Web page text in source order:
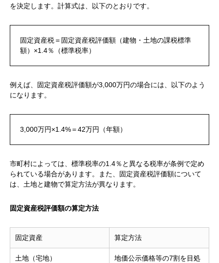
を決定します。計算式は、以下のとおりです。
固定資産税＝固定資産税評価額（建物・土地の課税標準
額）×1.4％（標準税率）
例えば、固定資産税評価額が3,000万円の場合には、以下のよう
になります。
3,000万円×1.4%＝42万円（年額）
市町村によっては、標準税率の1.4％と異なる税率が条例で定め
られている場合があります。また、固定資産税評価額について
は、土地と建物で算定方法が異なります。
固定資産税評価額の算定方法
固定資産 算定方法
土地（宅地） 地価公示価格等の7割を目処